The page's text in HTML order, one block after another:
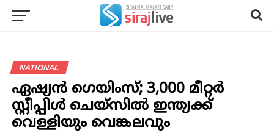
NATIONAL
ഏഷ്യന്‍ ഗെയിംസ്; 3,000 മീറ്റര്‍
സ്റ്റീപ്പിള്‍ ചെയ്‌സില്‍ ഇന്ത്യക്ക്
വെള്ളിയും വെങ്കലവും